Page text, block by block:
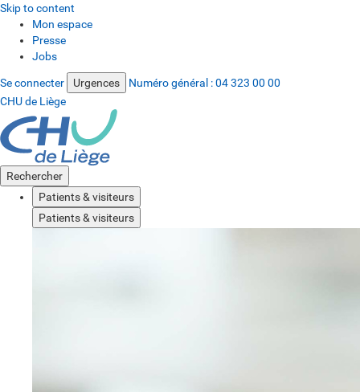
Skip to content
Mon espace
Presse
Jobs
Se connecter Urgences Numéro général :04 323 00 00
CHU de Liège
Rechercher
Patients & visiteurs
Patients & visiteurs